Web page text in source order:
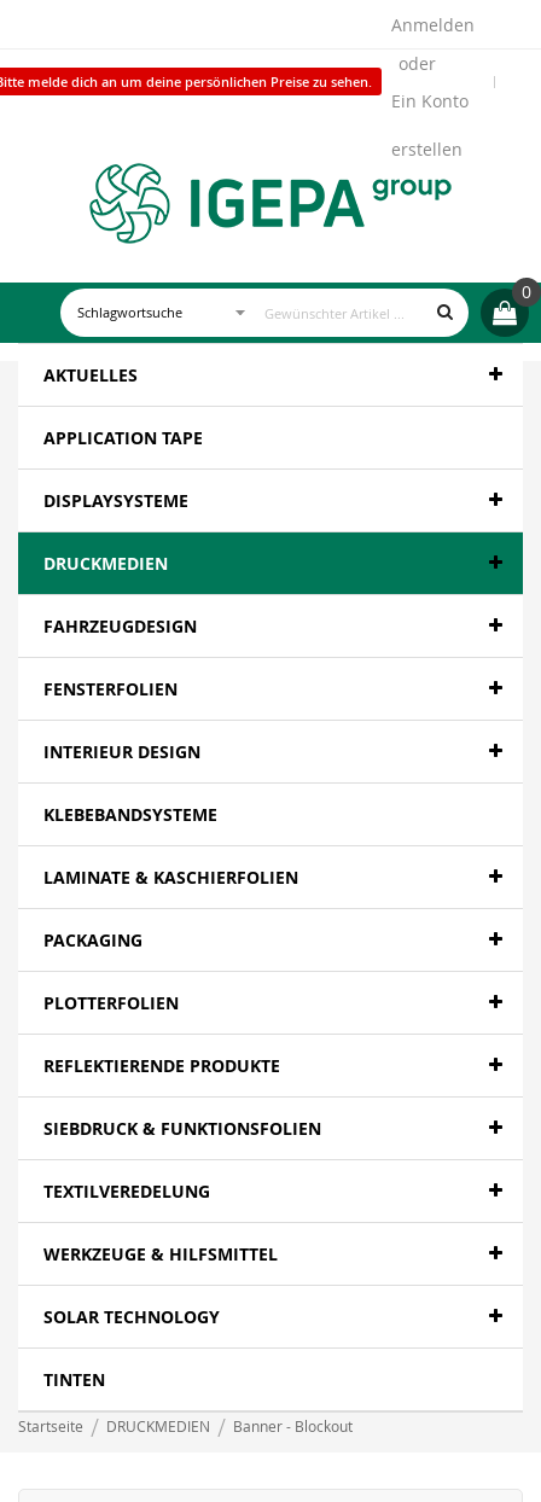
melde dich an um deine persönlichen Preise zu sehen.
Anmelden
Ein Konto
erstellen
0
AKTUELLES
APPLICATION TAPE
DISPLAYSYSTEME
DRUCKMEDIEN
FAHRZEUGDESIGN
FENSTERFOLIEN
INTERIEUR DESIGN
KLEBEBANDSYSTEME
LAMINATE & KASCHIERFOLIEN
PACKAGING
PLOTTERFOLIEN
REFLEKTIERENDE PRODUKTE
SIEBDRUCK & FUNKTIONSFOLIEN
TEXTILVEREDELUNG
WERKZEUGE & HILFSMITTEL
SOLAR TECHNOLOGY
TINTEN
Startseite DRUCKMEDIEN Banner - Blockout